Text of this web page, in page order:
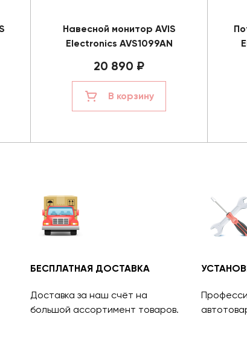
Навесной монитор AVIS
Electronics AVS1099AN
20 890 ₽
В корзину
БЕСПЛАТНАЯ ДОСТАВКА
Доставка за наш счёт на
большой ассортимент товаров.